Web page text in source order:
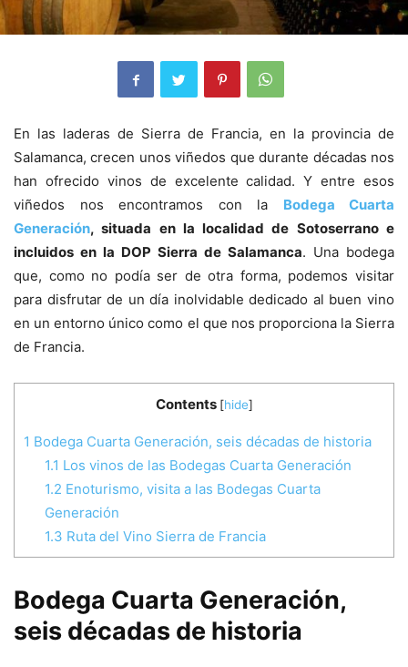
En las laderas de Sierra de Francia, en la provincia de
Salamanca, crecen unos viñedos que durante décadas nos
han ofrecido vinos de excelente calidad. Y entre esos
viñedos nos encontramos con la Bodega Cuarta
Generación, situada en la localidad de Sotoserrano e
incluidos en la DOP Sierra de Salamanca. Una bodega
que, como no podía ser de otra forma, podemos visitar
para disfrutar de un día inolvidable dedicado al buen vino
en un entorno único como el que nos proporciona la Sierra
de Francia.
Contents [hide]
1 Bodega Cuarta Generación, seis décadas de historia
1.1 Los vinos de las Bodegas Cuarta Generación
1.2 Enoturismo, visita a las Bodegas Cuarta
Generación
1.3 Ruta del Vino Sierra de Francia
Bodega Cuarta Generación,
seis décadas de historia